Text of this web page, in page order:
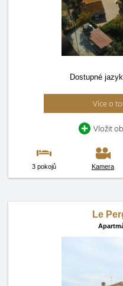
Dostupné
Více o
Vložit
3 pokojů Kamera
Le